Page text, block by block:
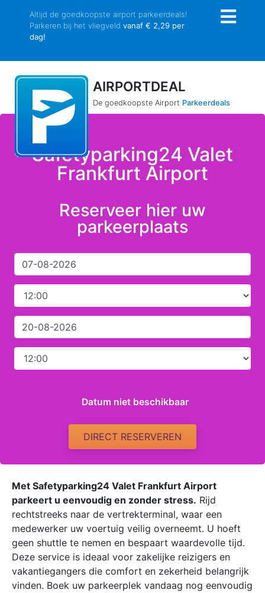
Altijd de goedkoopste airport parkeerdeals!
Parkeren bij het vliegveld vanaf € 2,29 per
dag!
AIRPORTDEAL
De goedkoopste Airport Parkeerdeals
Safetyparking24 Valet
Frankfurt Airport
Reserveer hier uw
parkeerplaats
Datum niet beschikbaar
DIRECT RESERVEREN
Met Safetyparking24 Valet Frankfurt Airport
parkeert u eenvoudig en zonder stress. Rijd
rechtstreeks naar de vertrekterminal, waar een
medewerker uw voertuig veilig overneemt. U hoeft
geen shuttle te nemen en bespaart waardevolle tijd.
Deze service is ideaal voor zakelijke reizigers en
vakantiegangers die comfort en zekerheid belangrijk
vinden. Boek uw parkeerplek vandaag nog eenvoudig